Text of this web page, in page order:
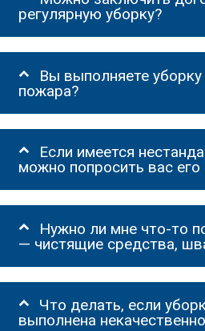
регулярную уборку?
Вы выполняете
пожара?
Если имеется
можно попросить вас его
Нужно ли мне что-то
— чистящие средства,
Что делать, если
выполнена